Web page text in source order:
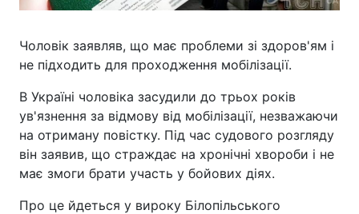
Чоловік заявляв, що має проблеми зі здоров'ям і
не підходить для проходження мобілізації.
В Україні чоловіка засудили до трьох років
ув'язнення за відмову від мобілізації, незважаючи
на отриману повістку. Під час судового розгляду
він заявив, що страждає на хронічні хвороби і не
має змоги брати участь у бойових діях.
Про це йдеться у вироку Білопільського